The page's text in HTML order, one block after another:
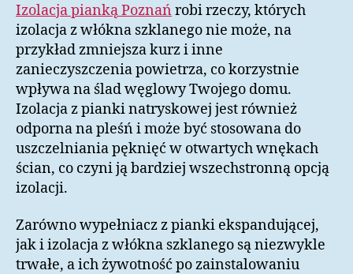
Izolacja pianką Poznań robi rzeczy, których
izolacja z włókna szklanego nie może, na
przykład zmniejsza kurz i inne
zanieczyszczenia powietrza, co korzystnie
wpływa na ślad węglowy Twojego domu.
Izolacja z pianki natryskowej jest również
odporna na pleśń i może być stosowana do
uszczelniania pęknięć w otwartych wnękach
ścian, co czyni ją bardziej wszechstronną opcją
izolacji.
Zarówno wypełniacz z pianki ekspandującej,
jak i izolacja z włókna szklanego są niezwykle
trwałe, a ich żywotność po zainstalowaniu